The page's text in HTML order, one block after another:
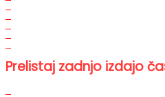
Prelistaj zadnjo izdajo